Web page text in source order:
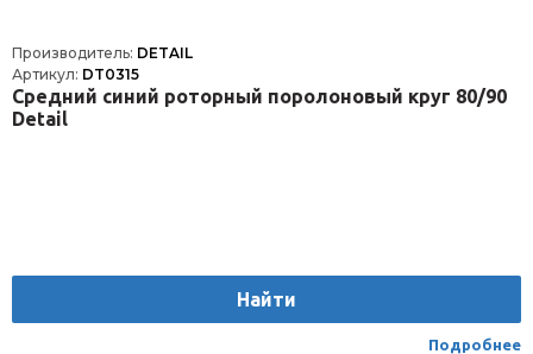
Производитель: DETAIL
Артикул: DT0315
Средний синий роторный поролоновый круг 80/90
Detail
Найти
Подробнее